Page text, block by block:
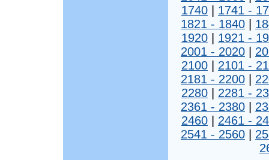
1740
1741 -
1821 - 1840
1920
1921 -
2001 - 2020
2100
2101 -
2181 - 2200
2280
2281 -
2361 - 2380
2460
2461 -
2541 - 2560